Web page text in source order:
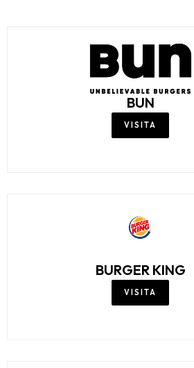
BUN
VISITA
BURGER KING
VISITA